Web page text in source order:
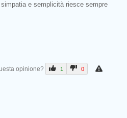
e semplicità riesce sempre
opinione? 1 0